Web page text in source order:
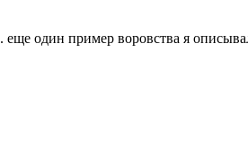
один пример воровства я